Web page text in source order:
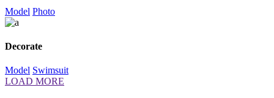
Model Photo
Decorate
Model Swimsuit
LOAD MORE